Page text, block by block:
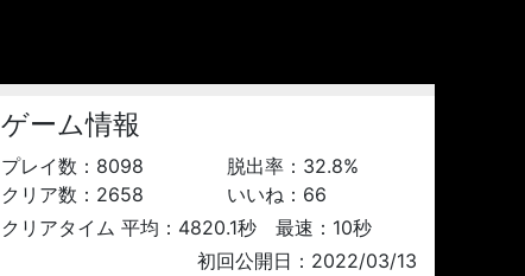
ゲーム情報
プレイ数： 8098
クリア数： 2658
脱出率： 32.8%
いいね： 66
クリアタイム 平均：4820.1秒 最速：10秒
初回公開日：2022/03/13